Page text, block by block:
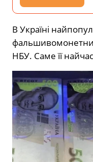
В Україні
НБУ. Саме її